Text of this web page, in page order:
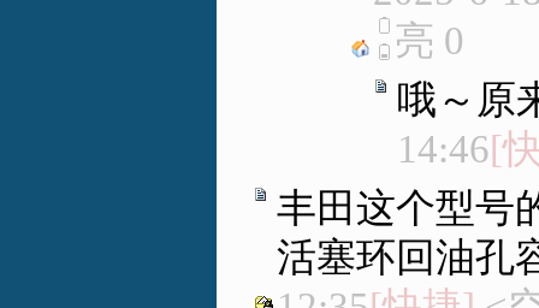
亮 0
哦～原
14:46[
丰田这个型号
活塞环回油孔